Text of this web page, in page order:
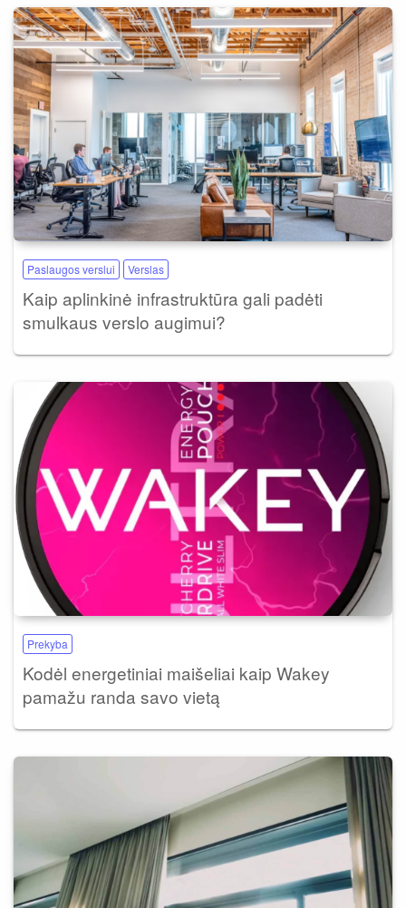
Paslaugos verslui Verslas
Kaip aplinkinė infrastruktūra gali padėti
smulkaus verslo augimui?
Prekyba
Kodėl energetiniai maišeliai kaip Wakey
pamažu randa savo vietą